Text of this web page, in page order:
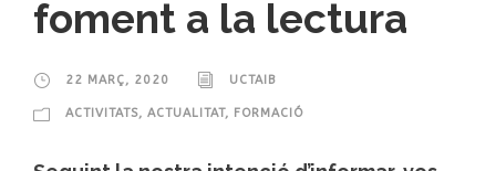
foment a la lectura
22 MARÇ, 2020 UCTAIB
ACTIVITATS, ACTUALITAT, FORMACIÓ